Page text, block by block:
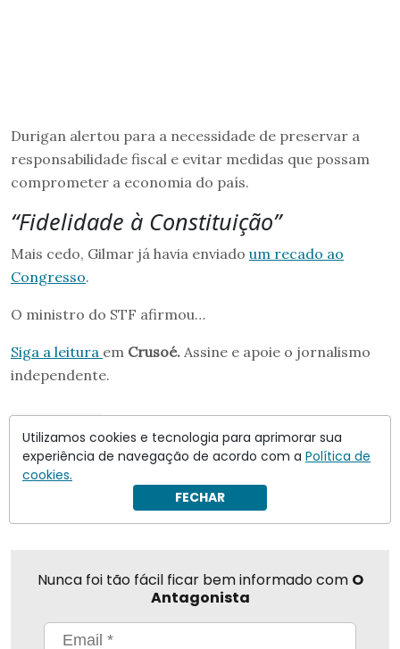
Durigan alertou para a necessidade de preservar a
responsabilidade fiscal e evitar medidas que possam
comprometer a economia do país.
“Fidelidade à Constituição”
Mais cedo, Gilmar já havia enviado um recado ao
Congresso.
O ministro do STF afirmou…
Siga a leitura em Crusoé. Assine e apoie o jornalismo
independente.
Compartilhar
Nunca foi tão fácil ficar bem informado com O
Antagonista
Utilizamos cookies e tecnologia para aprimorar sua
experiência de navegação de acordo com a Política de
cookies.
FECHAR